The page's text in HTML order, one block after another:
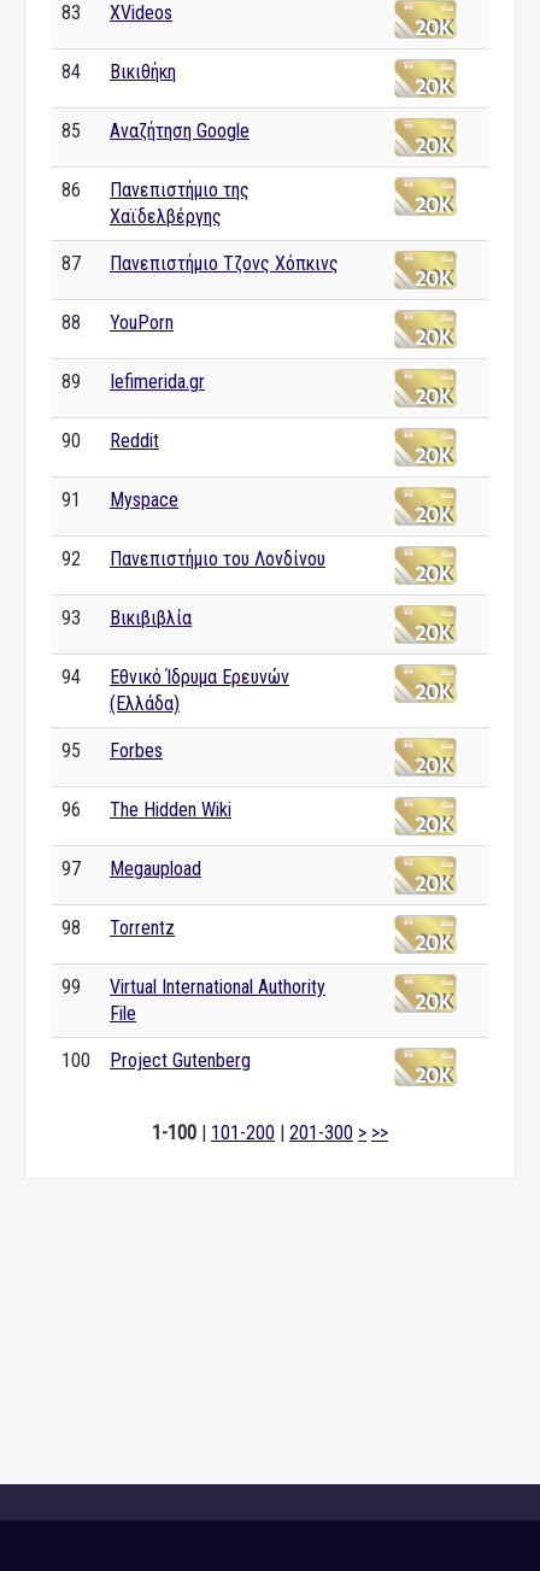
83 XVideos
84 Βικιθήκη
85 Αναζήτηση Google
86
Πανεπιστήμιο της
Χαϊδελβέργης
87 Πανεπιστήμιο Τζονς Χόπκινς
88 YouPorn
89 Iefimerida.gr
90 Reddit
91 Myspace
92 Πανεπιστήμιο του Λονδίνου
93 Βικιβιβλία
94
Εθνικό Ίδρυμα Ερευνών
(Ελλάδα)
95 Forbes
96 The Hidden Wiki
97 Megaupload
98 Torrentz
99
Virtual International Authority
File
100 Project Gutenberg
1-100 | 101-200 | 201-300 > >>